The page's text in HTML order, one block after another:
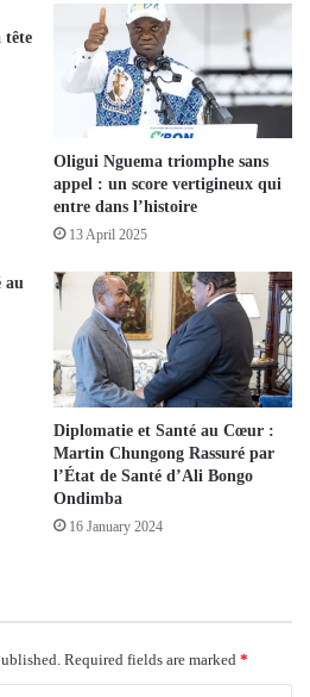
tête
Oligui Nguema triomphe sans
appel : un score vertigineux qui
entre dans l’histoire
13 April 2025
au
Diplomatie et Santé au Cœur :
Martin Chungong Rassuré par
l’État de Santé d’Ali Bongo
Ondimba
16 January 2024
Required fields are marked *